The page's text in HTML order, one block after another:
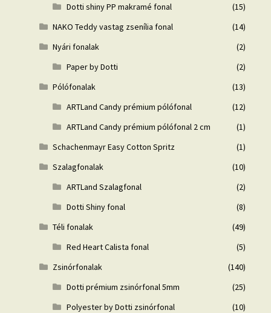
Dotti shiny PP makramé fonal
(15)
NAKO Teddy vastag zsenília fonal
(14)
Nyári fonalak
(2)
Paper by Dotti
(2)
Pólófonalak
(13)
ARTLand Candy prémium pólófonal
(12)
ARTLand Candy prémium pólófonal 2 cm
(1)
Schachenmayr Easy Cotton Spritz
(1)
Szalagfonalak
(10)
ARTLand Szalagfonal
(2)
Dotti Shiny fonal
(8)
Téli fonalak
(49)
Red Heart Calista fonal
(5)
Zsinórfonalak
(140)
Dotti prémium zsinórfonal 5mm
(25)
Polyester by Dotti zsinórfonal
(10)